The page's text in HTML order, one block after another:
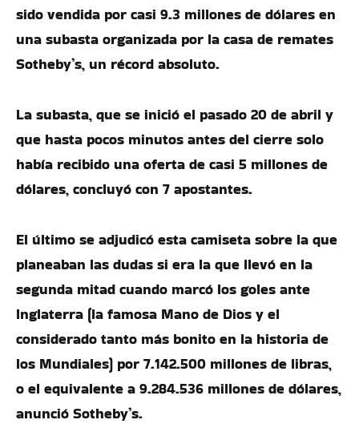
sido vendida por casi 9.3 millones de dólares en
una subasta organizada por la casa de remates
Sotheby’s, un récord absoluto.
La subasta, que se inició el pasado 20 de abril y
que hasta pocos minutos antes del cierre solo
había recibido una oferta de casi 5 millones de
dólares, concluyó con 7 apostantes.
El último se adjudicó esta camiseta sobre la que
planeaban las dudas si era la que llevó en la
segunda mitad cuando marcó los goles ante
Inglaterra (la famosa Mano de Dios y el
considerado tanto más bonito en la historia de
los Mundiales) por 7.142.500 millones de libras,
o el equivalente a 9.284.536 millones de dólares,
anunció Sotheby’s.